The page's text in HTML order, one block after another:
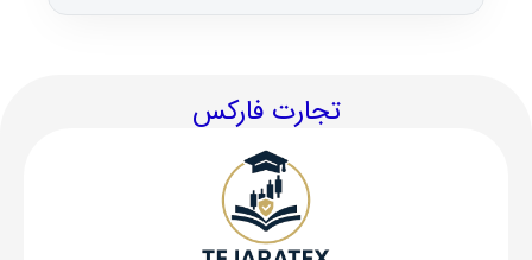
تجارت فارکس